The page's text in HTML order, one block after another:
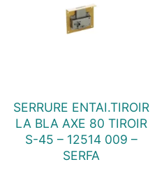
SERRURE ENTAI.TIROIR
LA BLA AXE 80 TIROIR
S-45 – 12514 009 –
SERFA